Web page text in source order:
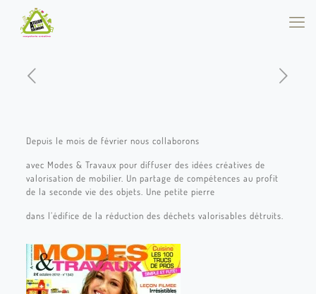
Depuis le mois de février nous collaborons
avec Modes & Travaux pour diffuser des idées créatives de
valorisation de mobilier. Un partage de compétences au profit
de la seconde vie des objets. Une petite pierre
dans l’édifice de la réduction des déchets valorisables détruits.